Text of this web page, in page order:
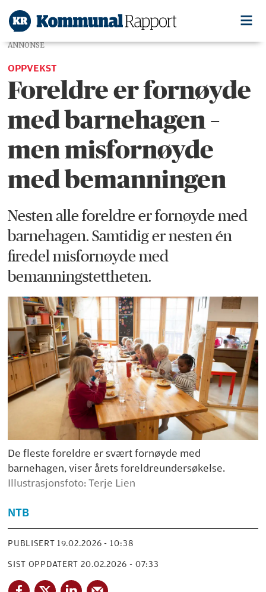
ANNONSE
OPPVEKST
Foreldre er fornøyde
med barnehagen –
men misfornøyde
med bemanningen
Nesten alle foreldre er fornøyde med
barnehagen. Samtidig er nesten én
firedel misfornøyde med
bemanningstettheten.
De fleste foreldre er svært fornøyde med
barnehagen, viser årets foreldreundersøkelse.
Illustrasjonsfoto: Terje Lien
NTB
PUBLISERT 19.02.2026 - 10:38
SIST OPPDATERT 20.02.2026 - 07:33